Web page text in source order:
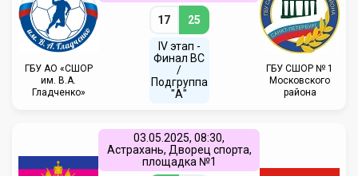
ГБУ АО «СШОР
им. В.А.
Гладченко»
17 25
IV этап -
Финал ВС
/
Подгруппа
"А"
ГБУ СШОР № 1
Московского
района
03.05.2025, 08:30,
Астрахань, Дворец спорта,
площадка №1